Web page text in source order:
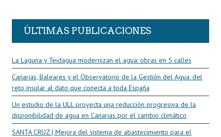
ÚLTIMAS PUBLICACIONES
La Laguna y Teidagua modernizan el agua: obras en 5 calles
Canarias, Baleares y el Observatorio de la Gestión del Agua: del
reto insular al dato que conecta a toda España
Un estudio de la ULL proyecta una reducción progresiva de la
disponibilidad de agua en Canarias por el cambio climático
SANTA CRUZ | Mejora del sistema de abastecimiento para el